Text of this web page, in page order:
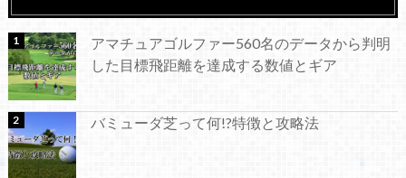
アマチュアゴルファー560名のデータから判明
した目標飛距離を達成する数値とギア
バミューダ芝って何!?特徴と攻略法